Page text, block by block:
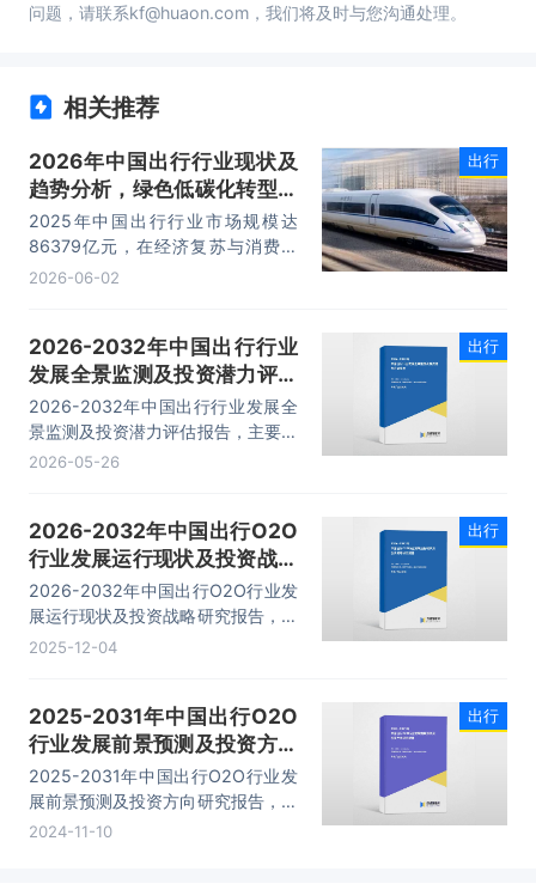
问题，请联系kf@huaon.com，我们将及时与您沟通处理。
相关推荐
2026年中国出行行业现状及
趋势分析，绿色低碳化转型加
速，构建新能源出行生态
「图」
2025年中国出行行业市场规模达
86379亿元，在经济复苏与消费升
级推动下稳步扩张，涵盖网约车、共
2026-06-02
出行
2026-2032年中国出行行业
发展全景监测及投资潜力评估
报告
2026-2032年中国出行行业发展全
景监测及投资潜力评估报告，主要包
括行业下游市场剖析、竞争格局分
2026-05-26
出行
2026-2032年中国出行O2O
行业发展运行现状及投资战略
研究报告
2026-2032年中国出行O2O行业发
展运行现状及投资战略研究报告，主
要包括市场典型企业案例分析、市场
2025-12-04
出行
2025-2031年中国出行O2O
行业发展前景预测及投资方向
研究报告
2025-2031年中国出行O2O行业发
展前景预测及投资方向研究报告，主
要包括市场典型企业案例分析、市场
2024-11-10
出行